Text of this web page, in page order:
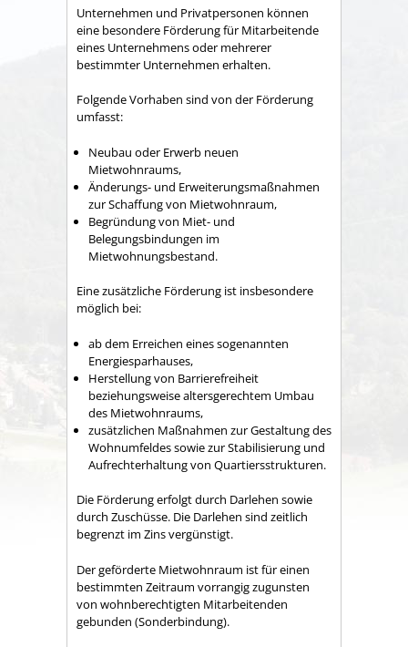
Unternehmen und Privatpersonen können
eine besondere Förderung für Mitarbeitende
eines Unternehmens oder mehrerer
bestimmter Unternehmen erhalten.
Folgende Vorhaben sind von der Förderung
umfasst:
Neubau oder Erwerb neuen
Mietwohnraums,
Änderungs- und Erweiterungsmaßnahmen
zur Schaffung von Mietwohnraum,
Begründung von Miet- und
Belegungsbindungen im
Mietwohnungsbestand.
Eine zusätzliche Förderung ist insbesondere
möglich bei:
ab dem Erreichen eines sogenannten
Energiesparhauses,
Herstellung von Barrierefreiheit
beziehungsweise altersgerechtem Umbau
des Mietwohnraums,
zusätzlichen Maßnahmen zur Gestaltung des
Wohnumfeldes sowie zur Stabilisierung und
Aufrechterhaltung von Quartiersstrukturen.
Die Förderung erfolgt durch Darlehen sowie
durch Zuschüsse. Die Darlehen sind zeitlich
begrenzt im Zins vergünstigt.
Der geförderte Mietwohnraum ist für einen
bestimmten Zeitraum vorrangig zugunsten
von wohnberechtigten Mitarbeitenden
gebunden (Sonderbindung).